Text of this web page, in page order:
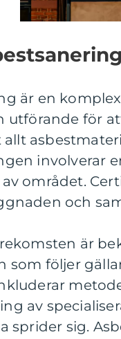
är en
utförande för
involverar
området.
och
är
som följer
av
sprider sig.